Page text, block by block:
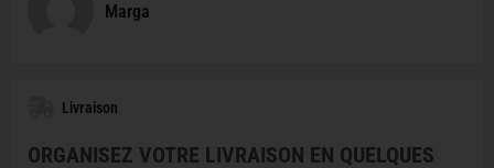
Marga
Livraison
ORGANISEZ VOTRE LIVRAISON EN QUELQUES